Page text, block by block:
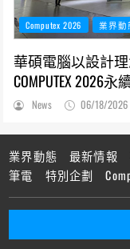
Computex 2026 業界動
華碩電腦以設計
COMPUTEX 2026
News 06/18/2026
業界動態 最新情報
筆電
特別企劃